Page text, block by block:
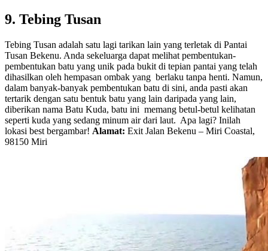
9. Tebing Tusan
Tebing Tusan adalah satu lagi tarikan lain yang terletak di Pantai
Tusan Bekenu. Anda sekeluarga dapat melihat pembentukan-
pembentukan batu yang unik pada bukit di tepian pantai yang telah
dihasilkan oleh hempasan ombak yang berlaku tanpa henti. Namun,
dalam banyak-banyak pembentukan batu di sini, anda pasti akan
tertarik dengan satu bentuk batu yang lain daripada yang lain,
diberikan nama Batu Kuda, batu ini memang betul-betul kelihatan
seperti kuda yang sedang minum air dari laut. Apa lagi? Inilah
lokasi best bergambar! Alamat: Exit Jalan Bekenu – Miri Coastal,
98150 Miri